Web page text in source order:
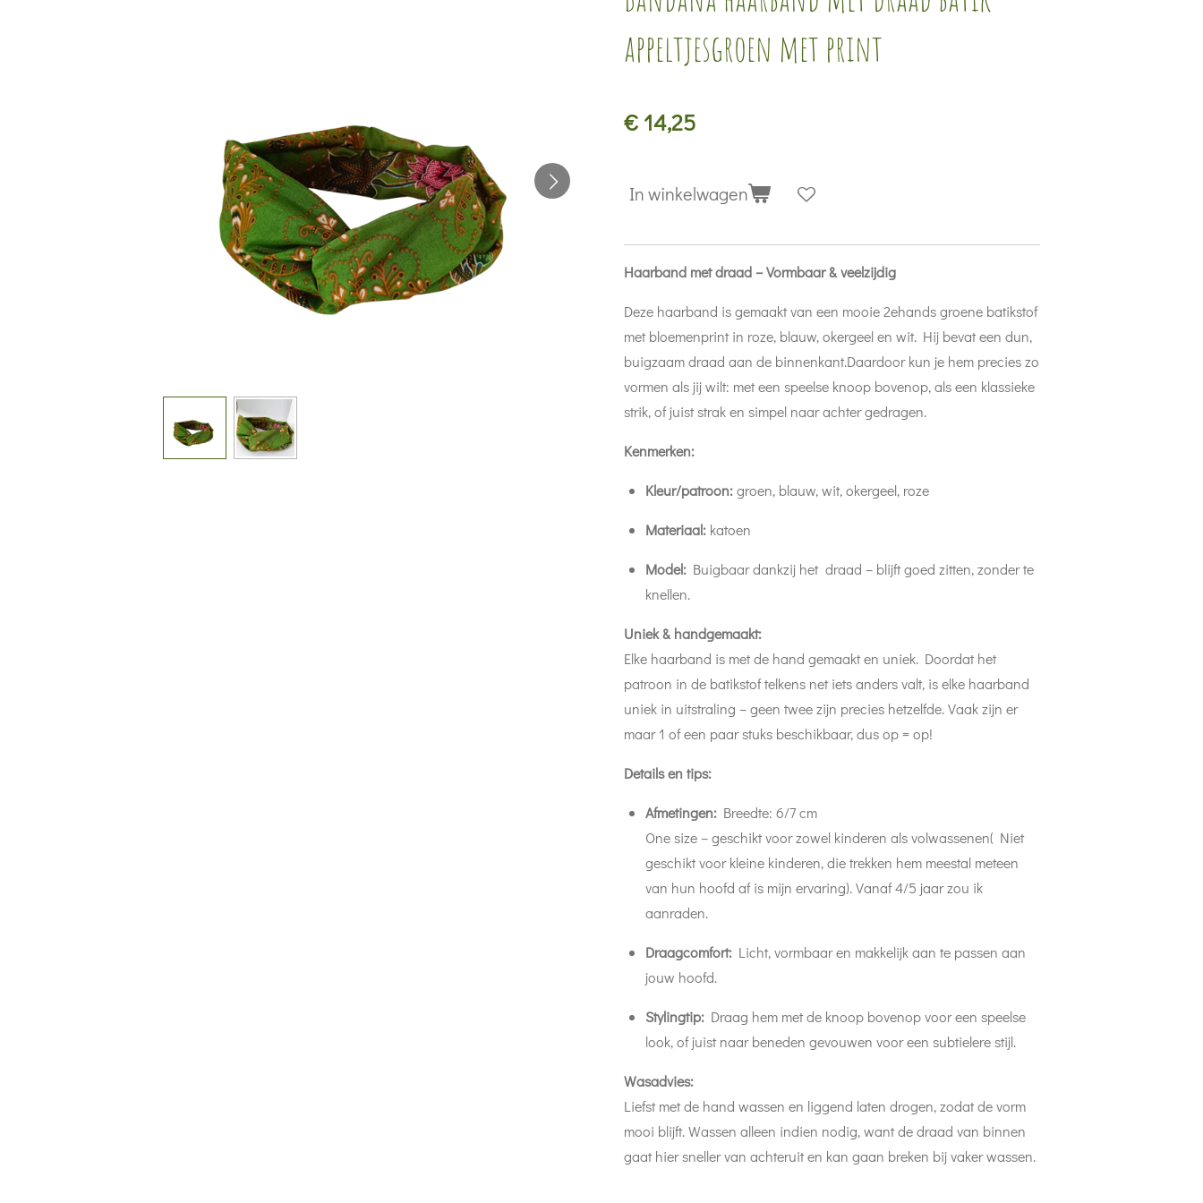
appeltjesgroen met print
€ 14,25
In winkelwagen
Haarband met draad – Vormbaar & veelzijdig
Deze haarband is gemaakt van een mooie 2ehands groene batikstof
met bloemenprint in roze, blauw, okergeel en wit. Hij bevat een dun,
buigzaam draad aan de binnenkant.Daardoor kun je hem precies zo
vormen als jij wilt: met een speelse knoop bovenop, als een klassieke
strik, of juist strak en simpel naar achter gedragen.
Kenmerken:
Kleur/patroon:groen, blauw, wit, okergeel, roze
Materiaal: katoen
Model: Buigbaar dankzij het draad – blijft goed zitten, zonder te
knellen.
Uniek & handgemaakt:
Elke haarband is met de hand gemaakt en uniek. Doordat het
patroon in de batikstof telkens net iets anders valt, is elke haarband
uniek in uitstraling – geen twee zijn precies hetzelfde. Vaak zijn er
maar 1 of een paar stuks beschikbaar, dus op = op!
Details en tips:
Afmetingen: Breedte: 6/7 cm
One size – geschikt voor zowel kinderen als volwassenen( Niet
geschikt voor kleine kinderen, die trekken hem meestal meteen
van hun hoofd af is mijn ervaring). Vanaf 4/5 jaar zou ik
aanraden.
Draagcomfort: Licht, vormbaar en makkelijk aan te passen aan
jouw hoofd.
Stylingtip: Draag hem met de knoop bovenop voor een speelse
look, of juist naar beneden gevouwen voor een subtielere stijl.
Wasadvies:
Liefst met de hand wassen en liggend laten drogen, zodat de vorm
mooi blijft. Wassen alleen indien nodig, want de draad van binnen
gaat hier sneller van achteruit en kan gaan breken bij vaker wassen.